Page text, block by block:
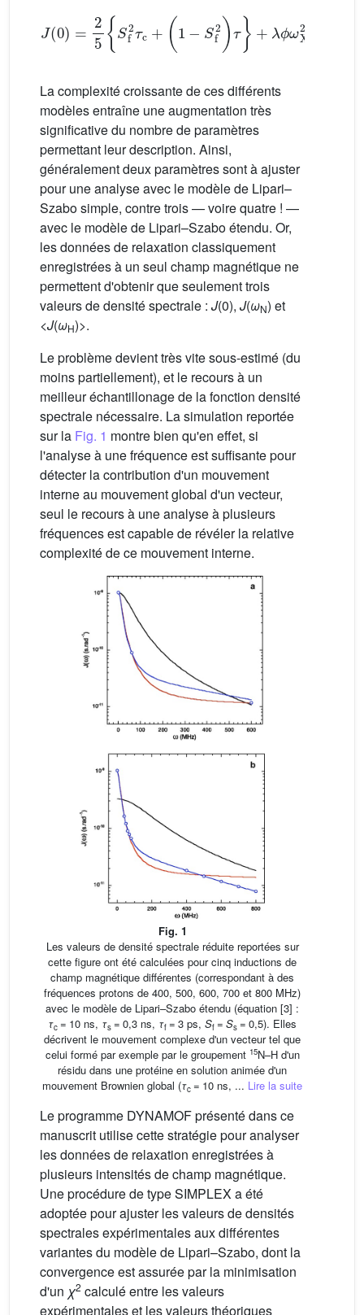
2 5{ 1 τ} λ
La complexité croissante de ces différents
modèles entraîne une augmentation très
significative du nombre de paramètres
permettant leur description. Ainsi,
généralement deux paramètres sont à ajuster
pour une analyse avec le modèle de Lipari–
Szabo simple, contre trois — voire quatre ! —
avec le modèle de Lipari–Szabo étendu. Or,
les données de relaxation classiquement
enregistrées à un seul champ magnétique ne
permettent d'obtenir que seulement trois
valeurs de densité spectrale : J(0), J(ωN) et
<J(ωH)>.
Le problème devient très vite sous-estimé (du
moins partiellement), et le recours à un
meilleur échantillonage de la fonction densité
spectrale nécessaire. La simulation reportée
sur la Fig. 1 montre bien qu'en effet, si
l'analyse à une fréquence est suffisante pour
détecter la contribution d'un mouvement
interne au mouvement global d'un vecteur,
seul le recours à une analyse à plusieurs
fréquences est capable de révéler la relative
complexité de ce mouvement interne.
Fig. 1
Les valeurs de densité spectrale réduite reportées sur
cette figure ont été calculées pour cinq inductions de
champ magnétique différentes (correspondant à des
fréquences protons de 400, 500, 600, 700 et 800 MHz)
avec le modèle de Lipari–Szabo étendu (équation [3] :
τc = 10 ns, τs = 0,3 ns, τf = 3 ps, Sf = Ss = 0,5). Elles
décrivent le mouvement complexe d'un vecteur tel que
celui formé par exemple par le groupement 15N–H d'un
résidu dans une protéine en solution animée d'un
mouvement Brownien global (τc = 10 ns, ... Lire la suite
Le programme DYNAMOF présenté dans ce
manuscrit utilise cette stratégie pour analyser
les données de relaxation enregistrées à
plusieurs intensités de champ magnétique.
Une procédure de type SIMPLEX a été
adoptée pour ajuster les valeurs de densités
spectrales expérimentales aux différentes
variantes du modèle de Lipari–Szabo, dont la
convergence est assurée par la minimisation
d'un χ2 calculé entre les valeurs
expérimentales et les valeurs théoriques